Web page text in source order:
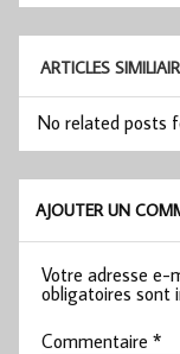
ARTICLES
No related posts
AJOUTER UN
Votre adresse e-
obligatoires sont
Commentaire*